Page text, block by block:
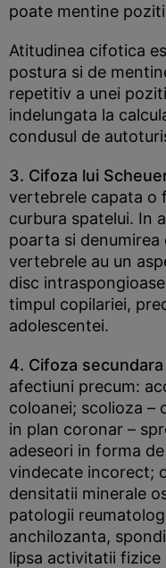
poate mentine
Atitudinea cifotica
postura si de
repetitiv a unei
indelungata la
condusul de
3. Cifoza lui
vertebrele capata o
curbura spatelui. In
poarta si
vertebrele au un
disc
timpul copilariei,
adolescentei.
4. Cifoza secundara
afectiuni precum:
coloanei; scolioza –
in plan coronar –
adeseori in forma
vindecate incorect;
densitatii minerale
patologii
anchilozanta,
lipsa activitatii fizice